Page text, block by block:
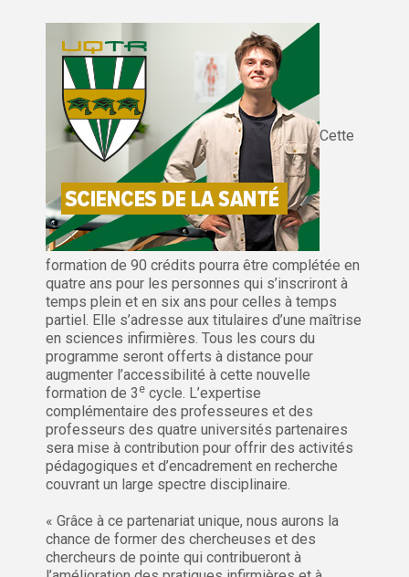
Cette
formation de 90 crédits pourra être complétée en
quatre ans pour les personnes qui s’inscriront à
temps plein et en six ans pour celles à temps
partiel. Elle s’adresse aux titulaires d’une maîtrise
en sciences infirmières. Tous les cours du
programme seront offerts à distance pour
augmenter l’accessibilité à cette nouvelle
formation de 3 e cycle. L’expertise
complémentaire des professeures et des
professeurs des quatre universités partenaires
sera mise à contribution pour offrir des activités
pédagogiques et d’encadrement en recherche
couvrant un large spectre disciplinaire.
« Grâce à ce partenariat unique, nous aurons la
chance de former des chercheuses et des
chercheurs de pointe qui contribueront à